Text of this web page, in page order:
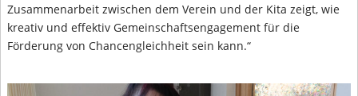
Zusammenarbeit zwischen dem Verein und der Kita zeigt, wie
kreativ und effektiv Gemeinschaftsengagement für die
Förderung von Chancengleichheit sein kann.“